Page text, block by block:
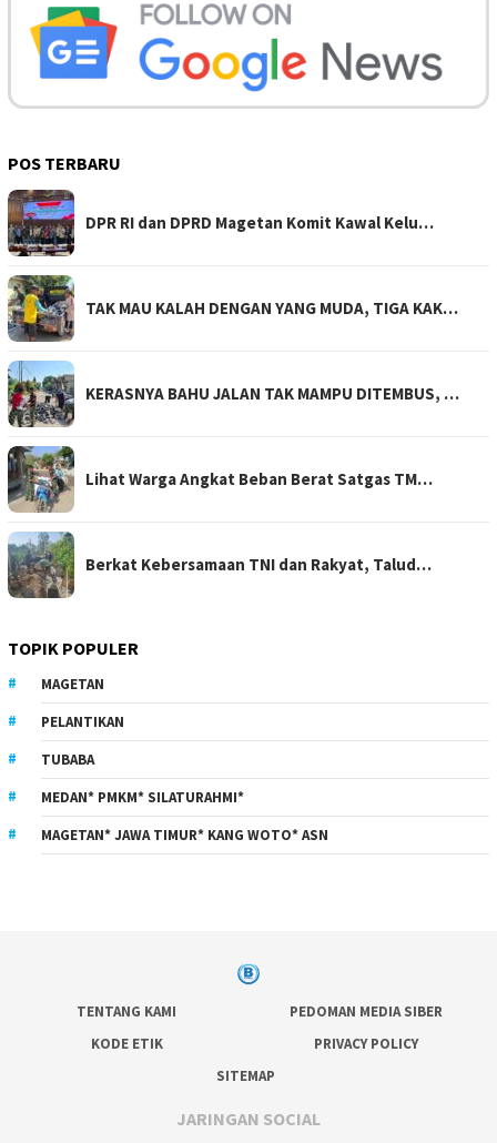
POS TERBARU
DPR RI dan DPRD Magetan Komit Kawal Kelu…
TAK MAU KALAH DENGAN YANG MUDA, TIGA KAK…
KERASNYA BAHU JALAN TAK MAMPU DITEMBUS, …
Lihat Warga Angkat Beban Berat Satgas TM…
Berkat Kebersamaan TNI dan Rakyat, Talud…
TOPIK POPULER
MAGETAN
PELANTIKAN
TUBABA
MEDAN* PMKM* SILATURAHMI*
MAGETAN* JAWA TIMUR* KANG WOTO* ASN
TENTANG KAMI
PEDOMAN MEDIA SIBER
KODE ETIK
PRIVACY POLICY
SITEMAP
JARINGAN SOCIAL